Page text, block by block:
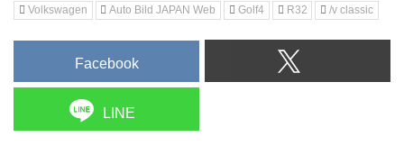
Volkswagen Auto Bild JAPAN Web Golf4 R32 /v classic
Facebook
LINE